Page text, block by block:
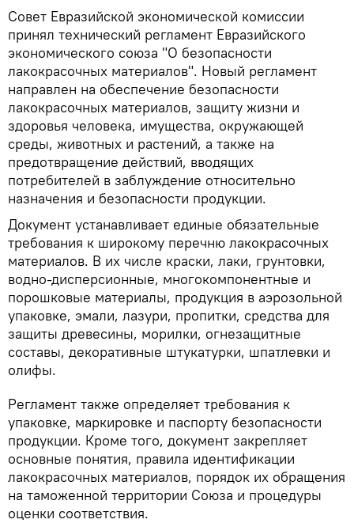
Совет Евразийской экономической комиссии
принял технический регламент Евразийского
экономического союза "О безопасности
лакокрасочных материалов". Новый регламент
направлен на обеспечение безопасности
лакокрасочных материалов, защиту жизни и
здоровья человека, имущества, окружающей
среды, животных и растений, а также на
предотвращение действий, вводящих
потребителей в заблуждение относительно
назначения и безопасности продукции.
Документ устанавливает единые обязательные
требования к широкому перечню лакокрасочных
материалов. В их числе краски, лаки, грунтовки,
водно-дисперсионные, многокомпонентные и
порошковые материалы, продукция в аэрозольной
упаковке, эмали, лазури, пропитки, средства для
защиты древесины, морилки, огнезащитные
составы, декоративные штукатурки, шпатлевки и
олифы.
Регламент также определяет требования к
упаковке, маркировке и паспорту безопасности
продукции. Кроме того, документ закрепляет
основные понятия, правила идентификации
лакокрасочных материалов, порядок их обращения
на таможенной территории Союза и процедуры
оценки соответствия.